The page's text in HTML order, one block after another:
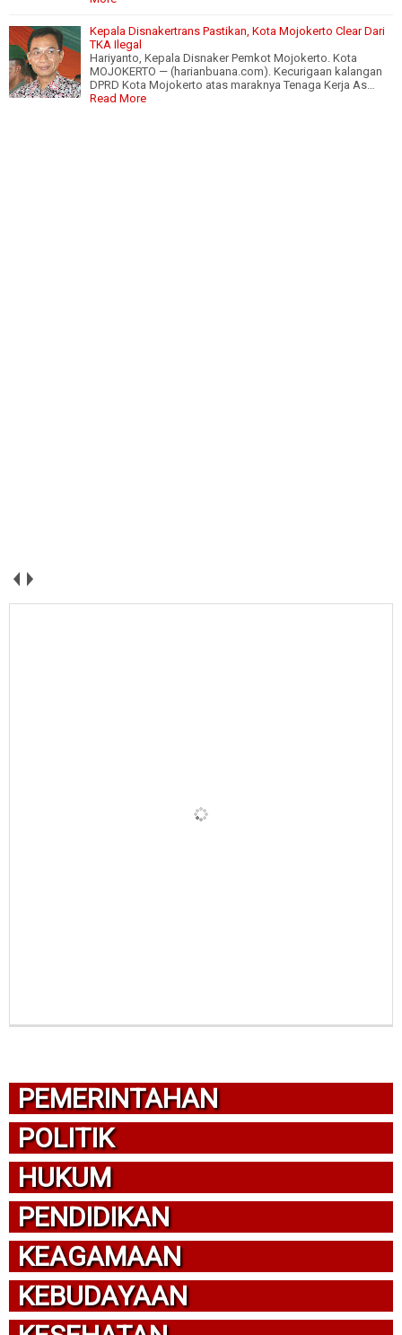
Kepala Disnakertrans Pastikan, Kota Mojokerto Clear Dari
TKA Ilegal
Hariyanto, Kepala Disnaker Pemkot Mojokerto. Kota
MOJOKERTO — (harianbuana.com). Kecurigaan kalangan
DPRD Kota Mojokerto atas maraknya Tenaga Kerja As…
Read More
PEMERINTAHAN
POLITIK
HUKUM
PENDIDIKAN
KEAGAMAAN
KEBUDAYAAN